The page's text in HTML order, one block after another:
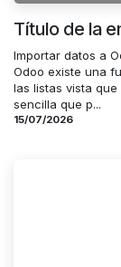
Título de la
Importar datos a
Odoo existe una
las listas vista que
sencilla que p...
15/07/2026